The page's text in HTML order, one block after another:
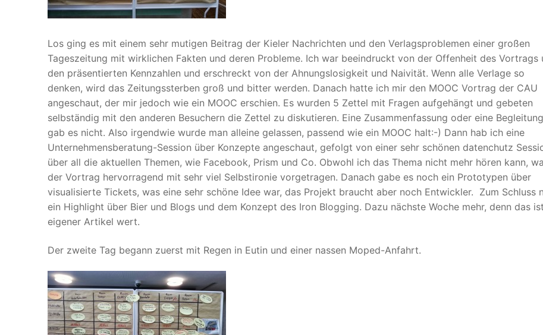
Los ging es mit einem sehr mutigen Beitrag der Kieler Nachrichten und den Verlagsproblemen einer großen
Tageszeitung mit wirklichen Fakten und deren Probleme. Ich war beeindruckt von der Offenheit des Vortrags
den präsentierten Kennzahlen und erschreckt von der Ahnungslosigkeit und Naivität. Wenn alle Verlage so
denken, wird das Zeitungssterben groß und bitter werden. Danach hatte ich mir den MOOC Vortrag der CAU
angeschaut, der mir jedoch wie ein MOOC erschien. Es wurden 5 Zettel mit Fragen aufgehängt und gebeten
selbständig mit den anderen Besuchern die Zettel zu diskutieren. Eine Zusammenfassung oder eine Begleitung
gab es nicht. Also irgendwie wurde man alleine gelassen, passend wie ein MOOC halt:-) Dann hab ich eine
Unternehmensberatung-Session über Konzepte angeschaut, gefolgt von einer sehr schönen datenchutz
über all die aktuellen Themen, wie Facebook, Prism und Co. Obwohl ich das Thema nicht mehr hören kann,
der Vortrag hervorragend mit sehr viel Selbstironie vorgetragen. Danach gabe es noch ein Prototypen über
visualisierte Tickets, was eine sehr schöne Idee war, das Projekt braucht aber noch Entwickler. Zum Schluss
ein Highlight über Bier und Blogs und dem Konzept des Iron Blogging. Dazu nächste Woche mehr, denn das
eigener Artikel wert.
Der zweite Tag begann zuerst mit Regen in Eutin und einer nassen Moped-Anfahrt.